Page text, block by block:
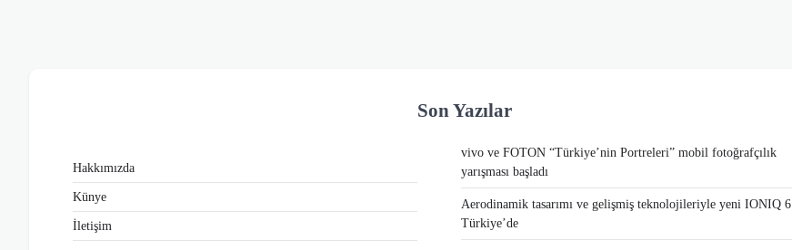
Hakkımızda
Künye
İletişim
Son Yazılar
vivo ve FOTON “Türkiye’nin Portreleri” mobil fotoğrafçılık
yarışması başladı
Aerodinamik tasarımı ve gelişmiş teknolojileriyle yeni IONIQ 6
Türkiye’de